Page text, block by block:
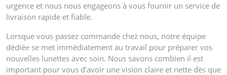
urgence et nous nous engageons à vous fournir un service de
livraison rapide et fiable.
Lorsque vous passez commande chez nous, notre équipe
dédiée se met immédiatement au travail pour préparer vos
nouvelles lunettes avec soin. Nous savons combien il est
important pour vous d’avoir une vision claire et nette dès que